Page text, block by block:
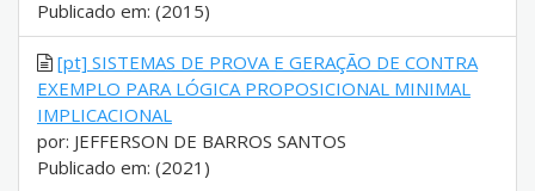
Publicado em: (2015)
[pt] SISTEMAS DE PROVA E GERAÇÃO DE CONTRA
EXEMPLO PARA LÓGICA PROPOSICIONAL MINIMAL
IMPLICACIONAL
por: JEFFERSON DE BARROS SANTOS
Publicado em: (2021)